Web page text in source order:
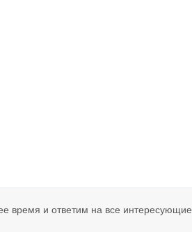
время и ответим на все интересующие